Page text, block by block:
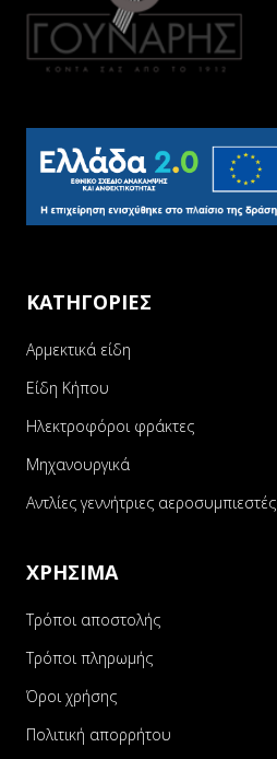
ΚΑΤΗΓΟΡΙΕΣ
Αρμεκτικά είδη
Είδη Κήπου
Ηλεκτροφόροι φράκτες
Μηχανουργικά
Αντλίες γεννήτριες αεροσυμπιεστές
ΧΡΗΣΙΜΑ
Τρόποι αποστολής
Τρόποι πληρωμής
Όροι χρήσης
Πολιτική απορρήτου